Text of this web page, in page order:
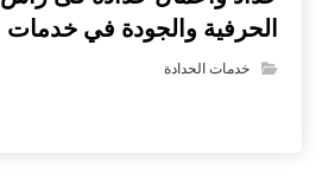
الحرفية والجودة في خدمات
خدمات الحدادة